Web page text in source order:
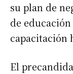
su plan de
de
capacitación
El